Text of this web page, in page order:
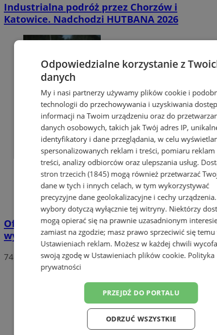
Industrialna podróż przez Chorzów i
Katowice. Nadchodzi HUTBANA 2026
Oficjalne wyniki wyborów: W Chorzowie
wygrywa Rafał Trzaskowski!
74
Odpowiedzialne korzystanie z
danych
My i nasi partnerzy używamy plików cookie i
technologii do przechowywania i uzyskiwania
informacji na Twoim urządzeniu oraz do
danych osobowych, takich jak Twój adres IP,
identyfikatory i dane przeglądania, w celu
spersonalizowanych reklam i treści, pomiaru reklam
treści, analizy odbiorców oraz ulepszania usług.
stron trzecich (1845)mogą również przetwarzać
dane w tych i innych celach, w tym wykorzystywać
precyzyjne dane geolokalizacyjne i cechy
wybory dotyczą wyłącznie tej witryny. Niektórzy
mogą opierać się na prawnie uzasadnionym
zamiast na zgodzie; masz prawo sprzeciwić się temu
Ustawieniach reklam. Możesz w każdej chwili
swoją zgodę w Ustawieniach plików cookie. Polityka
prywatności
PRZEJDŹ DO PORTALU
ODRZUĆ WSZYSTKIE